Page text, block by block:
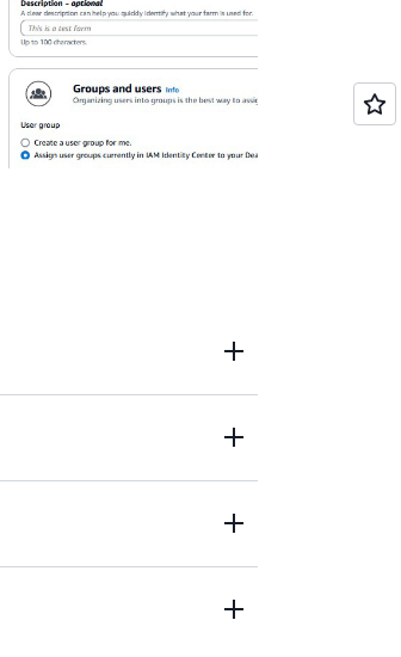
字内容创作（DCC）工
设置和支持，快速启用艺
问流程，以便使用